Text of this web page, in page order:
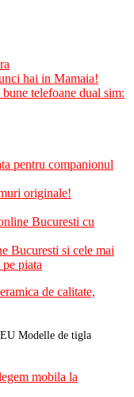
hai in Mamaia!
telefoane dual sim:
pentru companionul
originale!
Bucuresti cu
Bucuresti si cele mai
piata
de calitate,
Modelle de tigla
mobila la